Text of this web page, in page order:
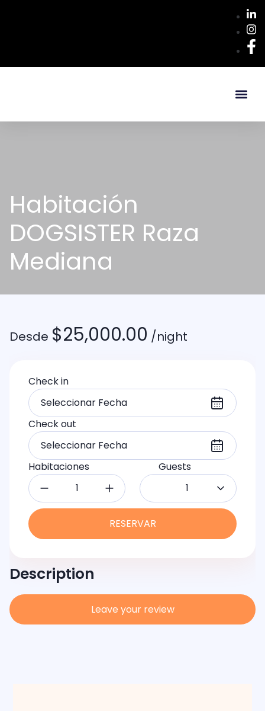
Habitación
DOGSISTER Raza
Mediana
Desde $25,000.00 /night
Check in
Check out
Habitaciones
Guests
1
RESERVAR
Description
Leave your review